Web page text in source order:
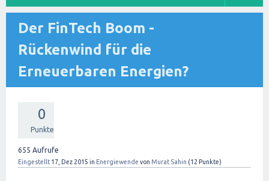
Der FinTech Boom -
Rückenwind für die
Erneuerbaren Energien?
0
Punkte
655 Aufrufe
Eingestellt 17, Dez 2015 in Energiewende von Murat Sahin (12 Punkte)